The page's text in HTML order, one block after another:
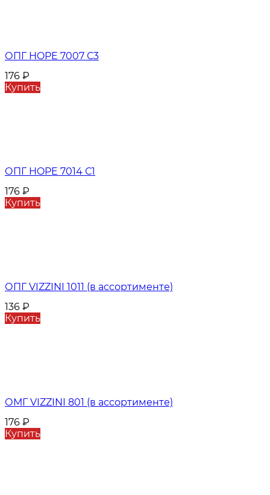
ОПГ HOPE 7007 С3
176 ₽
Купить
ОПГ HOPE 7014 С1
176 ₽
Купить
ОПГ VIZZINI 1011 (в ассортименте)
136 ₽
Купить
ОМГ VIZZINI 801 (в ассортименте)
176 ₽
Купить